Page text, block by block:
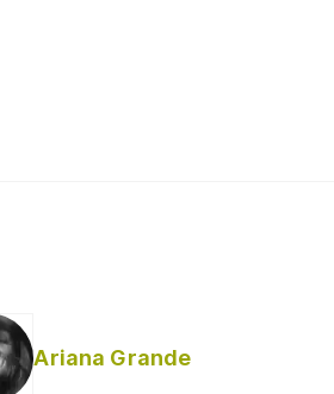
Ariana Grande